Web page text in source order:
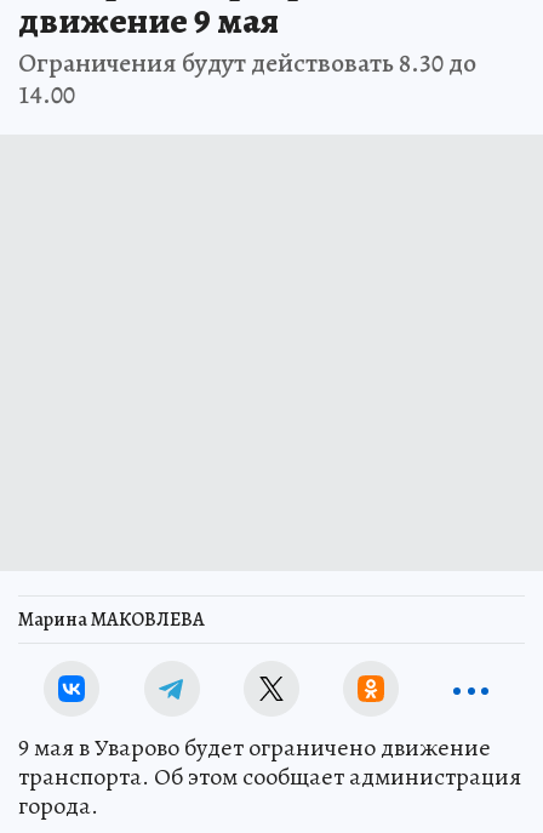
движение 9 мая
Ограничения будут действовать 8.30 до
14.00
Марина МАКОВЛЕВА
9 мая в Уварово будет ограничено движение
транспорта. Об этом сообщает администрация
города.